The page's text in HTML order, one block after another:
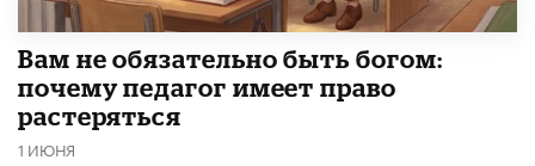
​Вам не обязательно быть богом:
почему педагог имеет право
растеряться
1 ИЮНЯ